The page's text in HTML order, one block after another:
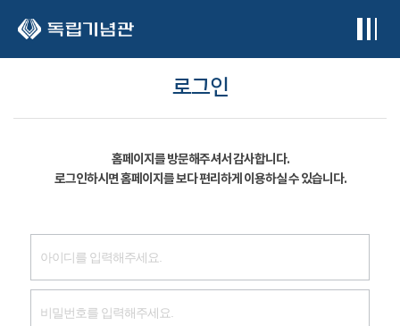
로그인
홈페이지를 방문해주셔서 감사합니다.
로그인하시면 홈페이지를 보다 편리하게 이용하실 수 있습니다.